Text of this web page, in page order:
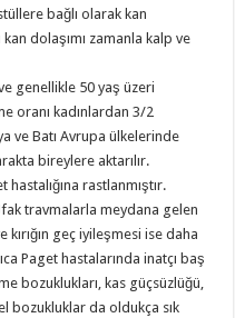
bağlı olarak kan
kan dolaşımı zamanla kalp ve
genellikle 50 yaş üzeri
oranı kadınlardan 3/2
ve Batı Avrupa ülkelerinde
bireylere aktarılır.
hastalığına rastlanmıştır.
travmalarla meydana gelen
kırığın geç iyileşmesi ise daha
Paget hastalarında inatçı baş
bo­zuklukları, kas güçsüzlüğü,
bozuk­luklar da oldukça sık